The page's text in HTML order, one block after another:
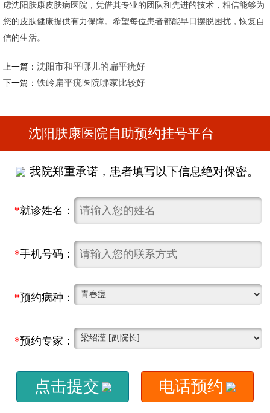
虑沈阳肤康皮肤病医院，凭借其专业的团队和先进的技术，相信能够为
您的皮肤健康提供有力保障。希望每位患者都能早日摆脱困扰，恢复自
信的生活。
上一篇：沈阳市和平哪儿的扁平疣好
下一篇：铁岭扁平疣医院哪家比较好
沈阳肤康医院自助预约挂号平台
我院郑重承诺，患者填写以下信息绝对保密。
*就诊姓名：
*手机号码：
*预约病种：
*预约专家：
点击提交 电话预约